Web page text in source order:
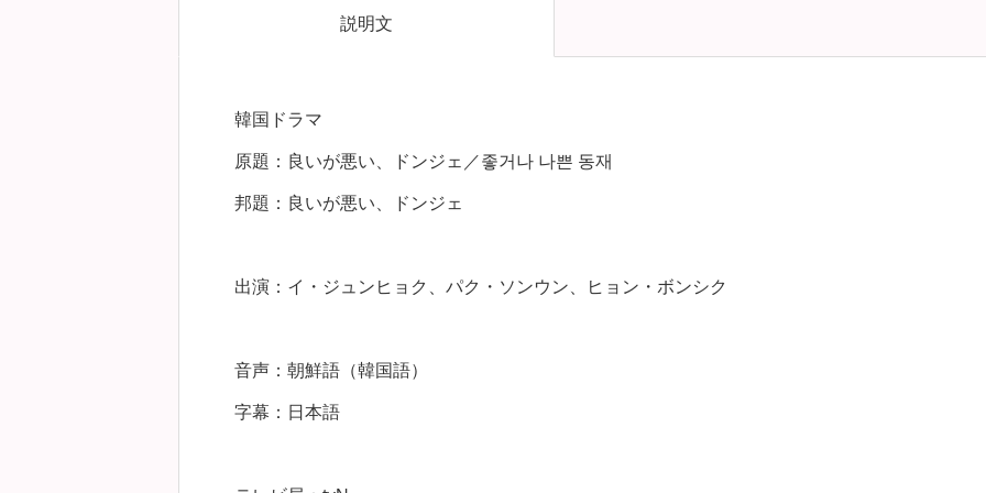
説明文
韓国ドラマ
原題：良いが悪い、ドンジェ／좋거나 나쁜 동재
邦題：良いが悪い、ドンジェ
出演：イ・ジュンヒョク、パク・ソンウン、ヒョン・ボンシク
音声：朝鮮語（韓国語）
字幕：日本語